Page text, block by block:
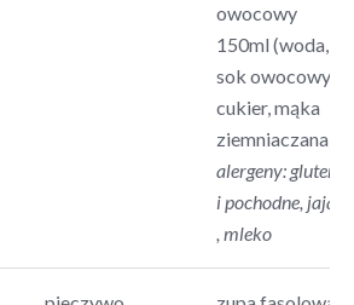
owocowy
150ml (woda,
sok owocowy,
cukier, mąka
ziemniaczana)
alergeny: gluten
i pochodne, jaja
, mleko